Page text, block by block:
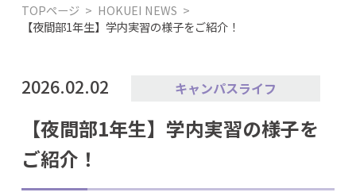
TOPページ > HOKUEI NEWS >
【夜間部1年生】学内実習の様子をご紹介！
2026.02.02 キャンパスライフ
【夜間部1年生】学内実習の様子を
ご紹介！